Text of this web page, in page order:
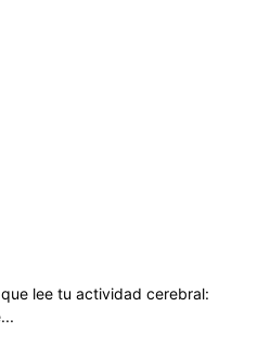
lee tu actividad cerebral: